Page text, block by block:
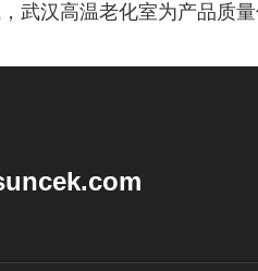
武汉高温老化室为产品质